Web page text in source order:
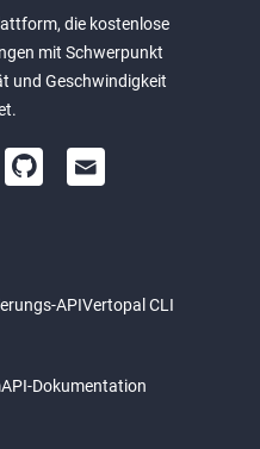
die kostenlose
mit Schwerpunkt
und Geschwindigkeit
APIVertopal CLI
API-Dokumentation